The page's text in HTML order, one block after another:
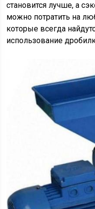
становится лучше, а
можно потратить на
которые всегда
использование